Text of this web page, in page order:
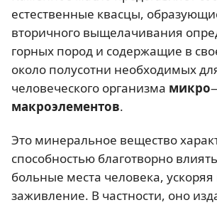
естественные квасцы,
вторичного выщелачивания
горных пород и содержащие в
около полусотни необходимых
человеческого организма микро
макроэлементов.
Это минеральное вещество
способностью благотворно
больные места человека, ускоряя
заживление. В частности, оно